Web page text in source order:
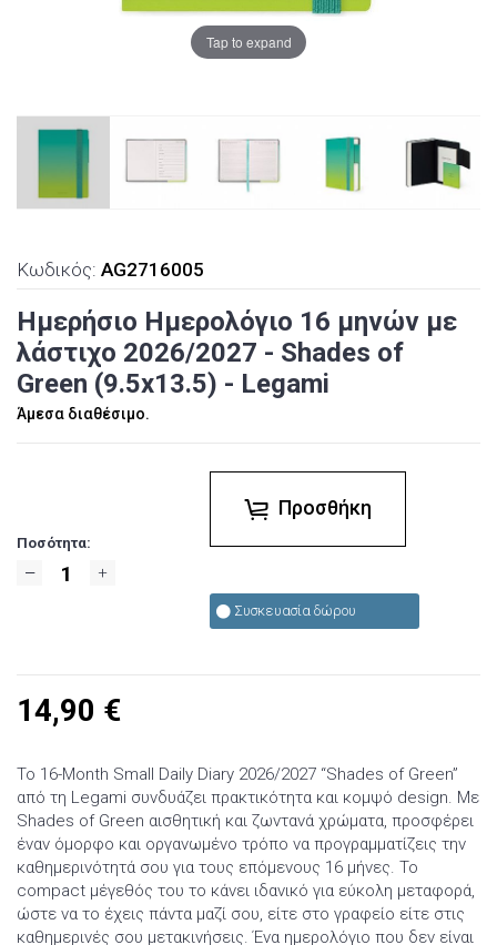
Tap to expand
Κωδικός: AG2716005
Ημερήσιο Ημερολόγιο 16 μηνών με
λάστιχο 2026/2027 - Shades of
Green (9.5x13.5) - Legami
Άμεσα διαθέσιμο.
Ποσότητα:
Προσθήκη
Συσκευασία δώρου
14,90 €
Το 16-Month Small Daily Diary 2026/2027 “Shades of Green”
από τη Legami συνδυάζει πρακτικότητα και κομψό design. Με
Shades of Green αισθητική και ζωντανά χρώματα, προσφέρει
έναν όμορφο και οργανωμένο τρόπο να προγραμματίζεις την
καθημερινότητά σου για τους επόμενους 16 μήνες. Το
compact μέγεθός του το κάνει ιδανικό για εύκολη μεταφορά,
ώστε να το έχεις πάντα μαζί σου, είτε στο γραφείο είτε στις
καθημερινές σου μετακινήσεις. Ένα ημερολόγιο που δεν είναι